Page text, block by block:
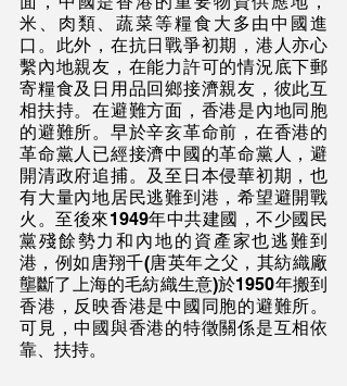
米、肉類、蔬菜等糧食大多由中國進
口。此外，在抗日戰爭初期，港人亦心
繫內地親友，在能力許可的情況底下郵
寄糧食及日用品回鄉接濟親友，彼此互
相扶持。在避難方面，香港是內地同胞
的避難所。早於辛亥革命前，在香港的
革命黨人已經接濟中國的革命黨人，避
開清政府追捕。及至日本侵華初期，也
有大量內地居民逃難到港，希望避開戰
火。至後來1949年中共建國，不少國民
黨殘餘勢力和內地的資產家也逃難到
港，例如唐翔千(唐英年之父，其紡織廠
壟斷了上海的毛紡織生意)於1950年搬到
香港，反映香港是中國同胞的避難所。
可見，中國與香港的特徵關係是互相依
靠、扶持。